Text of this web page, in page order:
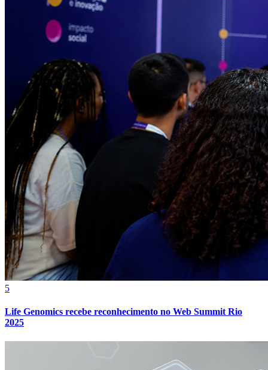
Cruzeiro
5
Life Genomics recebe reconhecimento no Web Summit Rio
2025